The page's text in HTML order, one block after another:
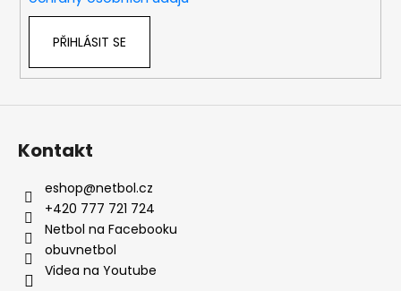
PŘIHLÁSIT SE
Kontakt
eshop@netbol.cz
+420 777 721 724
Netbol na Facebooku
obuvnetbol
Videa na Youtube